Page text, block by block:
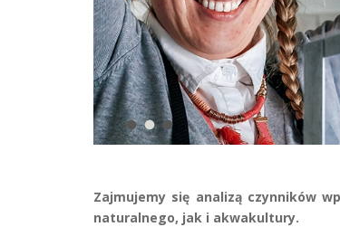
Zajmujemy się analizą czynników
naturalnego, jak i akwakultury.